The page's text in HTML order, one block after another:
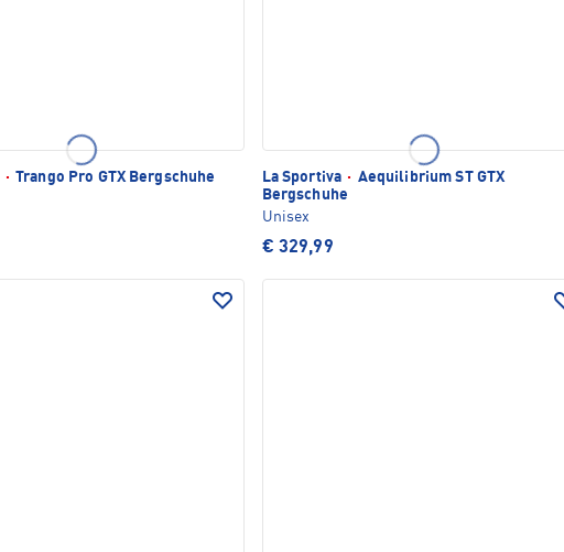
· Trango Pro GTX Bergschuhe
La Sportiva · Aequilibrium ST GTX
Bergschuhe
Unisex
€ 329,99